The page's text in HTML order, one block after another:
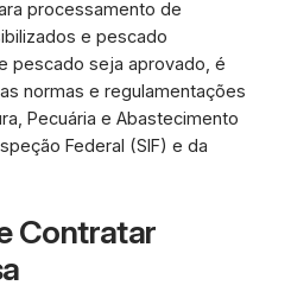
processamento de
e pescado
pescado seja aprovado, é
normas e regulamentações
Pecuária e Abastecimento
Federal (SIF) e da
Contratar